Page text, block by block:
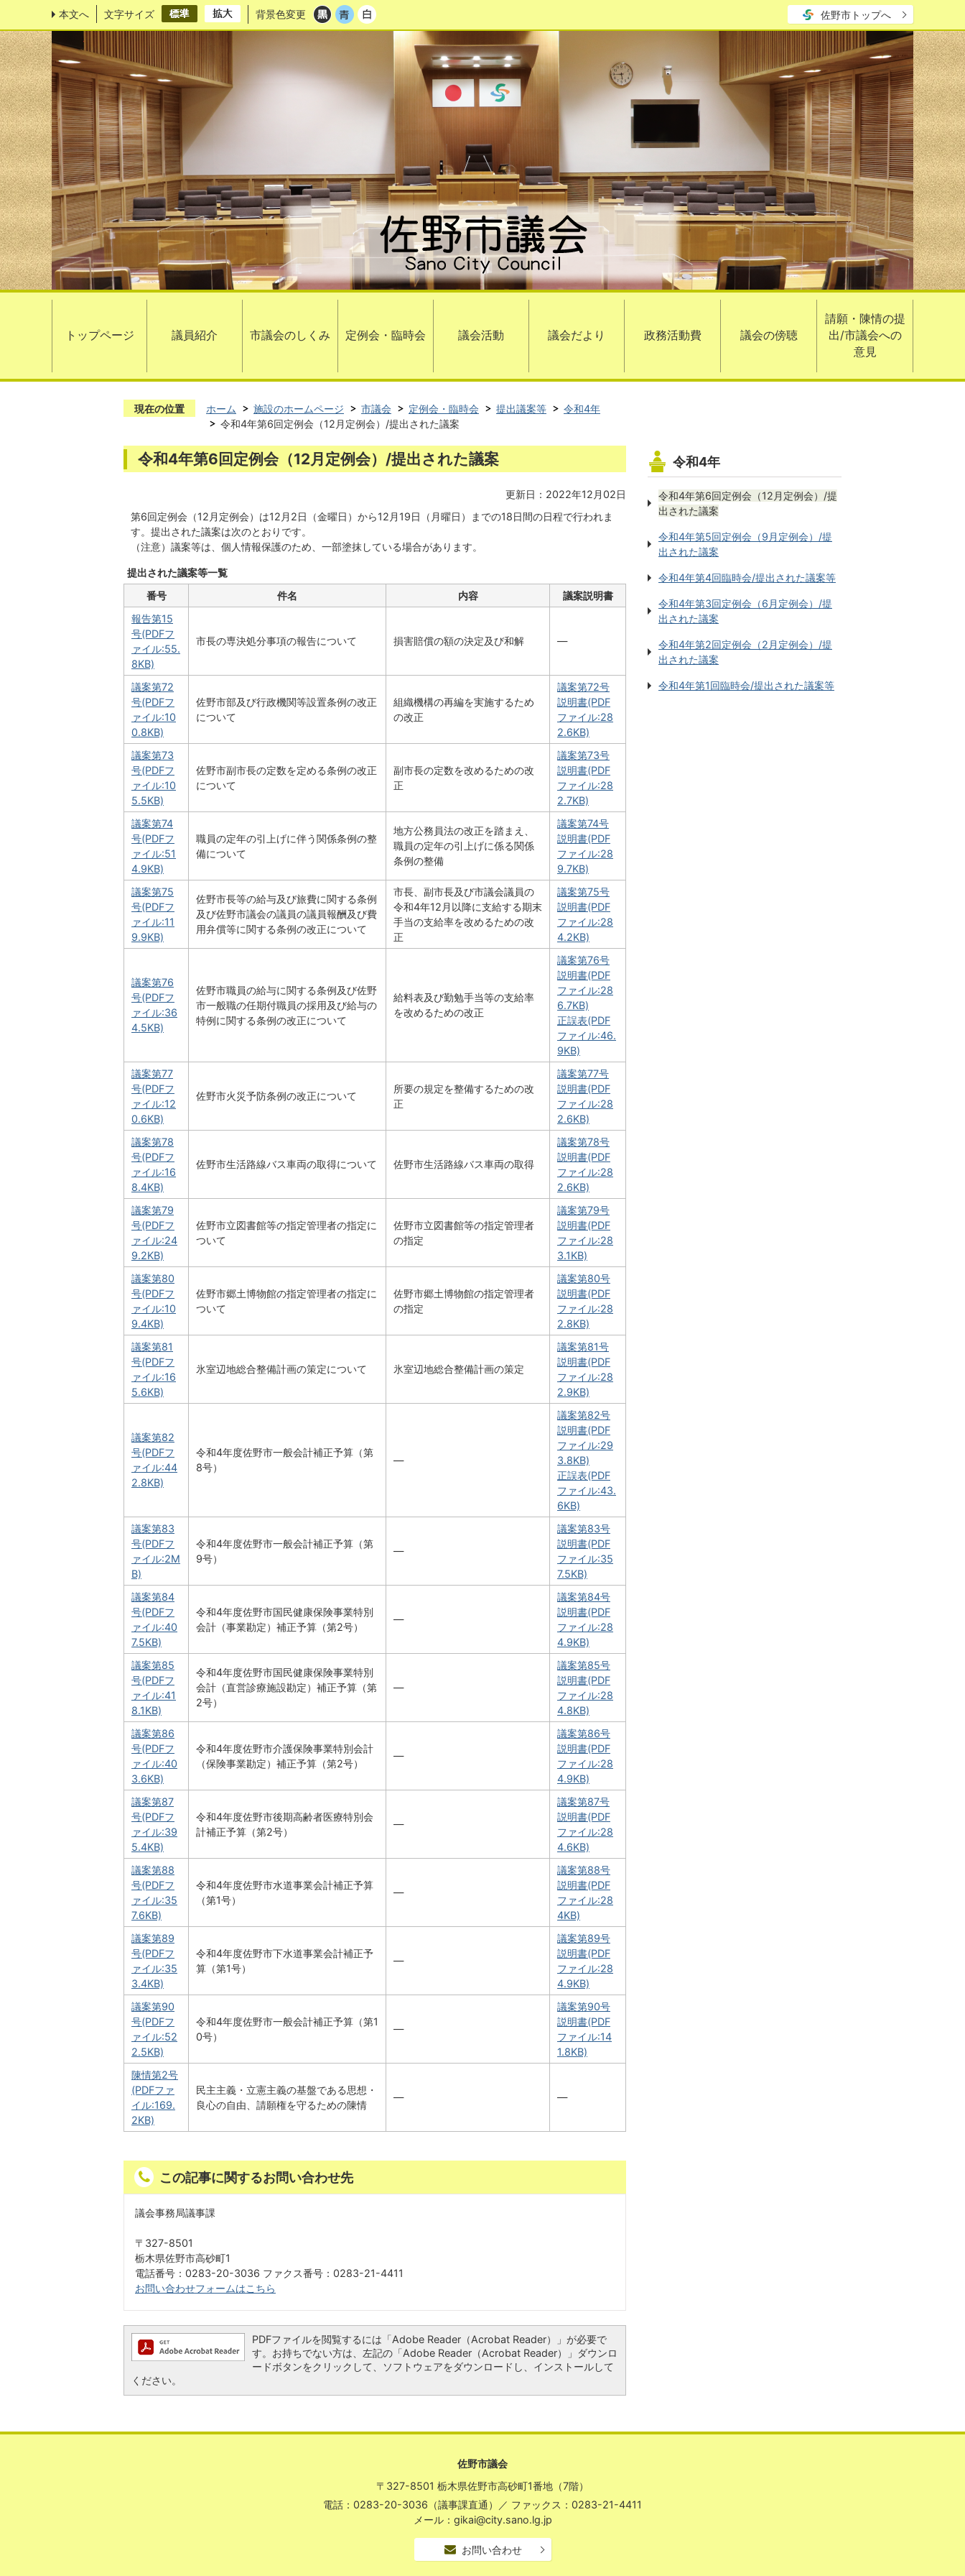
本文へ 文字サイズ 背景色変更 佐野市トップへ
トップページ 議員紹介 市議会のしくみ 定例会・臨時会 議会活動 議会だより 政務活動費 議会の傍聴
請願・陳情の提
出/市議会への
意見
現在の位置 ホーム 施設のホームページ 市議会 定例会・臨時会 提出議案等
令和4年
令和4年第6回定例会（12月定例会）/提出された議案
令和4年第6回定例会（12月定例会）/提出された議案
更新日：2022年12月02日
第6回定例会（12月定例会）は12月2日（金曜日）から12月19日（月曜日）までの18日間の日程で行われま
す。提出された議案は次のとおりです。
（注意）議案等は、個人情報保護のため、一部塗抹している場合があります。
提出された議案等一覧
番号
件名 内容
議案説明書
報告第15
号(PDFフ
ァイル:55.
8KB)
市長の専決処分事項の報告について 損害賠償の額の決定及び和解 ―
議案第72
号(PDFフ
ァイル:10
0.8KB)
佐野市部及び行政機関等設置条例の改正
について
組織機構の再編を実施するため
の改正
議案第72号
説明書(PDF
ファイル:28
2.6KB)
議案第73
号(PDFフ
ァイル:10
5.5KB)
佐野市副市長の定数を定める条例の改正
について
副市長の定数を改めるための改
正
議案第73号
説明書(PDF
ファイル:28
2.7KB)
議案第74
号(PDFフ
ァイル:51
4.9KB)
職員の定年の引上げに伴う関係条例の整
備について
地方公務員法の改正を踏まえ、
職員の定年の引上げに係る関係
条例の整備
議案第74号
説明書(PDF
ファイル:28
9.7KB)
議案第75
号(PDFフ
ァイル:11
9.9KB)
佐野市長等の給与及び旅費に関する条例
及び佐野市議会の議員の議員報酬及び費
用弁償等に関する条例の改正について
市長、副市長及び市議会議員の
令和4年12月以降に支給する期末
手当の支給率を改めるための改
正
議案第75号
説明書(PDF
ファイル:28
4.2KB)
議案第76
号(PDFフ
ァイル:36
4.5KB)
佐野市職員の給与に関する条例及び佐野
市一般職の任期付職員の採用及び給与の
特例に関する条例の改正について
給料表及び勤勉手当等の支給率
を改めるための改正
議案第76号
説明書(PDF
ファイル:28
6.7KB)
正誤表(PDF
ファイル:46.
9KB)
議案第77
号(PDFフ
ァイル:12
0.6KB)
佐野市火災予防条例の改正について
所要の規定を整備するための改
正
議案第77号
説明書(PDF
ファイル:28
2.6KB)
議案第78
号(PDFフ
ァイル:16
8.4KB)
佐野市生活路線バス車両の取得について 佐野市生活路線バス車両の取得
議案第78号
説明書(PDF
ファイル:28
2.6KB)
議案第79
号(PDFフ
ァイル:24
9.2KB)
佐野市立図書館等の指定管理者の指定に
ついて
佐野市立図書館等の指定管理者
の指定
議案第79号
説明書(PDF
ファイル:28
3.1KB)
議案第80
号(PDFフ
ァイル:10
9.4KB)
佐野市郷土博物館の指定管理者の指定に
ついて
佐野市郷土博物館の指定管理者
の指定
議案第80号
説明書(PDF
ファイル:28
2.8KB)
議案第81
号(PDFフ
ァイル:16
5.6KB)
氷室辺地総合整備計画の策定について 氷室辺地総合整備計画の策定
議案第81号
説明書(PDF
ファイル:28
2.9KB)
議案第82
号(PDFフ
ァイル:44
2.8KB)
令和4年度佐野市一般会計補正予算（第
8号）
―
議案第82号
説明書(PDF
ファイル:29
3.8KB)
正誤表(PDF
ファイル:43.
6KB)
議案第83
号(PDFフ
ァイル:2M
B)
令和4年度佐野市一般会計補正予算（第
9号）
―
議案第83号
説明書(PDF
ファイル:35
7.5KB)
議案第84
号(PDFフ
ァイル:40
7.5KB)
令和4年度佐野市国民健康保険事業特別
会計（事業勘定）補正予算（第2号）
―
議案第84号
説明書(PDF
ファイル:28
4.9KB)
議案第85
号(PDFフ
ァイル:41
8.1KB)
令和4年度佐野市国民健康保険事業特別
会計（直営診療施設勘定）補正予算（第
2号）
―
議案第85号
説明書(PDF
ファイル:28
4.8KB)
議案第86
号(PDFフ
ァイル:40
3.6KB)
令和4年度佐野市介護保険事業特別会計
（保険事業勘定）補正予算（第2号）
―
議案第86号
説明書(PDF
ファイル:28
4.9KB)
議案第87
号(PDFフ
ァイル:39
5.4KB)
令和4年度佐野市後期高齢者医療特別会
計補正予算（第2号）
―
議案第87号
説明書(PDF
ファイル:28
4.6KB)
議案第88
号(PDFフ
ァイル:35
7.6KB)
令和4年度佐野市水道事業会計補正予算
（第1号）
―
議案第88号
説明書(PDF
ファイル:28
4KB)
議案第89
号(PDFフ
ァイル:35
3.4KB)
令和4年度佐野市下水道事業会計補正予
算（第1号）
―
議案第89号
説明書(PDF
ファイル:28
4.9KB)
議案第90
号(PDFフ
ァイル:52
2.5KB)
令和4年度佐野市一般会計補正予算（第1
0号）
―
議案第90号
説明書(PDF
ファイル:14
1.8KB)
陳情第2号
(PDFファ
イル:169.
2KB)
民主主義・立憲主義の基盤である思想・
良心の自由、請願権を守るための陳情
― ―
この記事に関するお問い合わせ先
議会事務局議事課
〒327-8501
栃木県佐野市高砂町1
電話番号：0283-20-3036 ファクス番号：0283-21-4411
お問い合わせフォームはこちら
PDFファイルを閲覧するには「Adobe Reader（Acrobat Reader）」が必要で
す。お持ちでない方は、左記の「Adobe Reader（Acrobat Reader）」ダウンロ
ードボタンをクリックして、ソフトウェアをダウンロードし、インストールして
ください。
令和4年
令和4年第6回定例会（12月定例会）/提
出された議案
令和4年第5回定例会（9月定例会）/提
出された議案
令和4年第4回臨時会/提出された議案等
令和4年第3回定例会（6月定例会）/提
出された議案
令和4年第2回定例会（2月定例会）/提
出された議案
令和4年第1回臨時会/提出された議案等
佐野市議会
〒327-8501 栃木県佐野市高砂町1番地（7階）
電話：0283-20-3036（議事課直通）
／ ファックス：0283-21-4411
メール：gikai@city.sano.lg.jp
お問い合わせ